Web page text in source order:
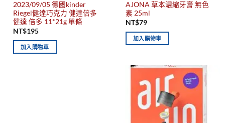
2023/09/05 德國kinder
Riegel健達巧克力 健達倍多
健達 倍多 11*21g 單條
NT$195
加入購物車
AJONA 草本濃縮牙膏 無色
素 25ml
NT$79
加入購物車